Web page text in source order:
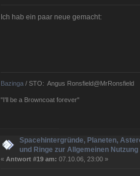
Ich hab ein paar neue gemacht:
Bazinga/ STO: Angus Ronsfield@MrRonsfield
"I'll be a Browncoat forever"
Spacehintergründe, Planeten,
und Ringe zur Allgemeinen
« Antwort #19 am: 07.10.06, 23:00 »